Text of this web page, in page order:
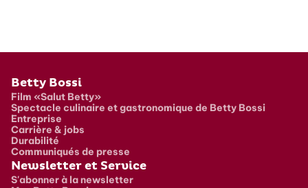
Pied de page
Betty Bossi
Film «Salut Betty»
Spectacle culinaire et gastronomique de Betty Bossi
Entreprise
Carrière & jobs
Durabilité
Communiqués de presse
Newsletter et Service
S'abonner à la newsletter